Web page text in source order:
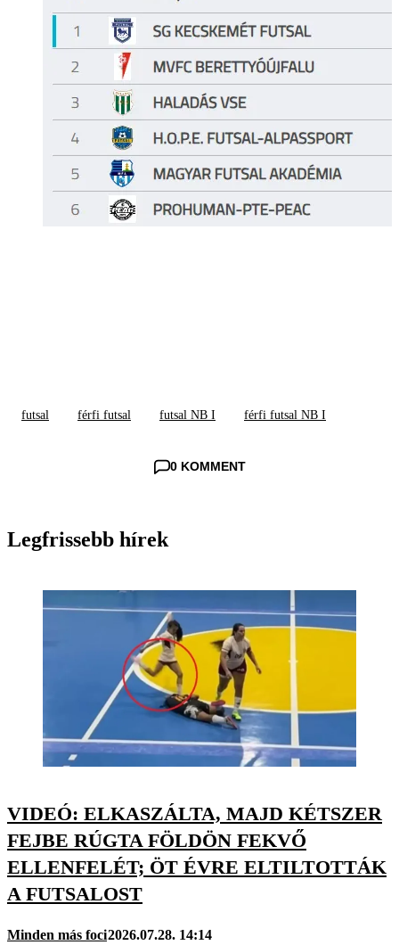
futsal férfi futsal futsal NB I férfi futsal NB I
0 KOMMENT
Legfrissebb hírek
VIDEÓ: ELKASZÁLTA, MAJD KÉTSZER
FEJBE RÚGTA FÖLDÖN FEKVŐ
ELLENFELÉT; ÖT ÉVRE ELTILTOTTÁK
A FUTSALOST
Minden más foci2026.07.28. 14:14